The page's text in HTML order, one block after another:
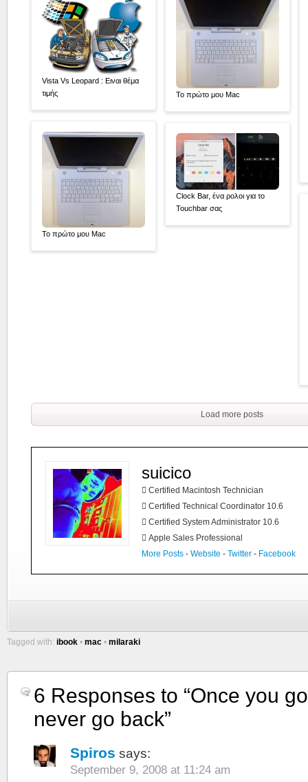
Vista Vs Leopard : Ειναι θέμα
τιμής
Το πρώτο μου Mac
Το πρώτο μου Mac
Clock Bar, ένα ρολοι για το
Touchbar σας
Load more posts
suicico
 Certified Macintosh Technician
 Certified Technical Coordinator 10.6
 Certified System Administrator 10.6
 Apple Sales Professional
More Posts - Website - Twitter - Facebook
Tagged with: ibook • mac • milaraki
6 Responses to “Once you
never go back”
Spiros says:
September 9, 2008 at 11:24 am